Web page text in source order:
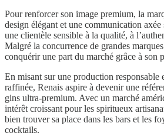
Pour renforcer son image premium, la
design élégant et une communication
une clientèle sensible à la qualité, à
Malgré la concurrence de grandes
conquérir une part du marché grâce à son
En misant sur une production responsable
raffinée, Renais aspire à devenir une
gins ultra-premium. Avec un marché
intérêt croissant pour les spiritueux
bien trouver sa place dans les bars et les
cocktails.